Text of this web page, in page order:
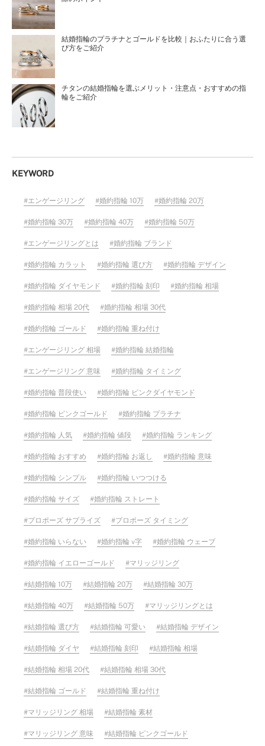
結婚指輪のプラチナとゴールドを比較｜おふたりに合う選
び方をご紹介
チタンの結婚指輪を選ぶメリット・注意点・おすすめの指
輪をご紹介
KEYWORD
エンゲージリング 婚約指輪 10万 婚約指輪 20万
婚約指輪 30万 婚約指輪 40万 婚約指輪 50万
エンゲージリングとは 婚約指輪 ブランド
婚約指輪 カラット 婚約指輪 選び方 婚約指輪 デザイン
婚約指輪 ダイヤモンド 婚約指輪 刻印 婚約指輪 相場
婚約指輪 相場 20代 婚約指輪 相場 30代
婚約指輪 ゴールド 婚約指輪 重ね付け
エンゲージリング 相場 婚約指輪 結婚指輪
エンゲージリング 意味 婚約指輪 タイミング
婚約指輪 普段使い 婚約指輪 ピンクダイヤモンド
婚約指輪 ピンクゴールド 婚約指輪 プラチナ
婚約指輪 人気 婚約指輪 値段 婚約指輪 ランキング
婚約指輪 おすすめ 婚約指輪 お返し 婚約指輪 意味
婚約指輪 シンプル 婚約指輪 いつつける
婚約指輪 サイズ 婚約指輪 ストレート
プロポーズ サプライズ プロポーズ タイミング
婚約指輪 いらない 婚約指輪 v字 婚約指輪 ウェーブ
婚約指輪 イエローゴールド マリッジリング
結婚指輪 10万 結婚指輪 20万 結婚指輪 30万
結婚指輪 40万 結婚指輪 50万 マリッジリングとは
結婚指輪 選び方 結婚指輪 可愛い 結婚指輪 デザイン
結婚指輪 ダイヤ 結婚指輪 刻印 結婚指輪 相場
結婚指輪 相場 20代 結婚指輪 相場 30代
結婚指輪 ゴールド 結婚指輪 重ね付け
マリッジリング 相場 結婚指輪 素材
マリッジリング 意味 結婚指輪 ピンクゴールド